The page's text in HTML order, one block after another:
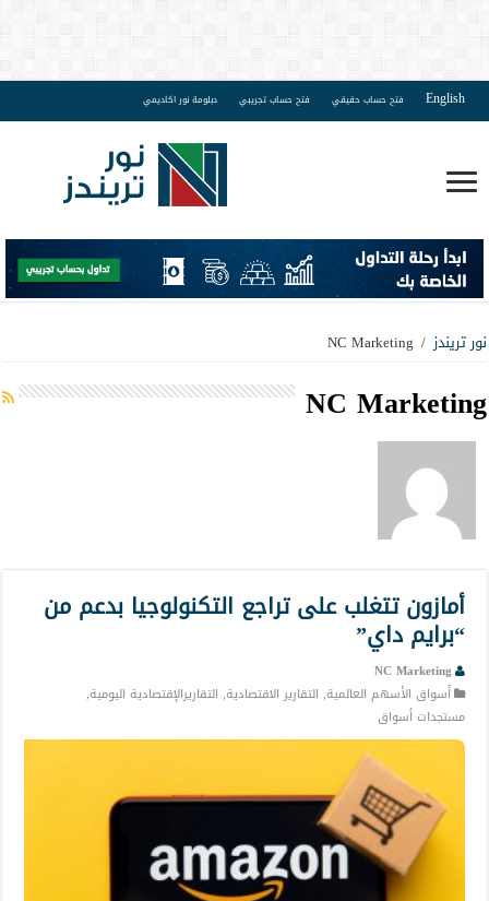
English فتح حساب حقيقي فتح حساب تجريبي دبلومة نور اكاديمي
نور تريندز /
NC Marketing
NC Marketing
أمازون تتغلب على تراجع التكنولوجيا بدعم من
“برايم داي”
NC Marketing
أسواق الأسهم العالمية, التقارير الاقتصادية, التقاريرالإقتصادية اليومية,
مستجدات أسواق